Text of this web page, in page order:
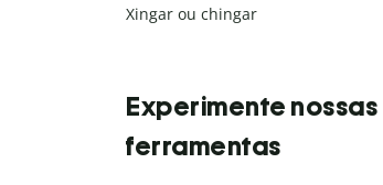
Xingar ou chingar
Experimente nossas
ferramentas